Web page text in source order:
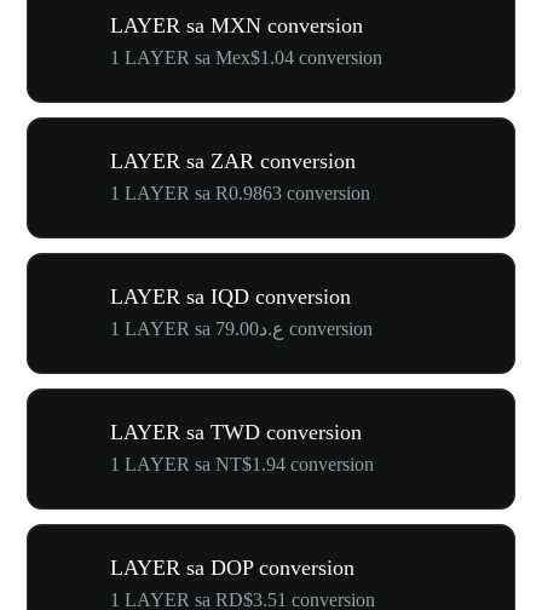
LAYER sa MXN conversion
1 LAYER sa Mex$1.04 conversion
LAYER sa ZAR conversion
1 LAYER sa R0.9863 conversion
LAYER sa IQD conversion
1 LAYER sa ع.د79.00 conversion
LAYER sa TWD conversion
1 LAYER sa NT$1.94 conversion
LAYER sa DOP conversion
1 LAYER sa RD$3.51 conversion